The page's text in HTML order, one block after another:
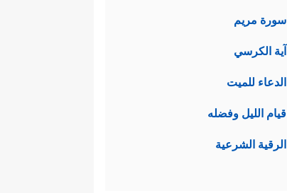
سورة مريم
آية الكرسي
الدعاء للميت
قيام الليل وفضله
الرقية الشرعية